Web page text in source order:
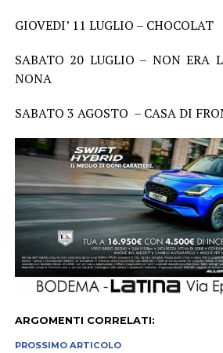
GIOVEDI’ 11 LUGLIO – CHOCOLAT
SABATO 20 LUGLIO – NON ERA
NONA
SABATO 3 AGOSTO – CASA DI
ARGOMENTI CORRELATI:
PROSSIMO ARTICOLO